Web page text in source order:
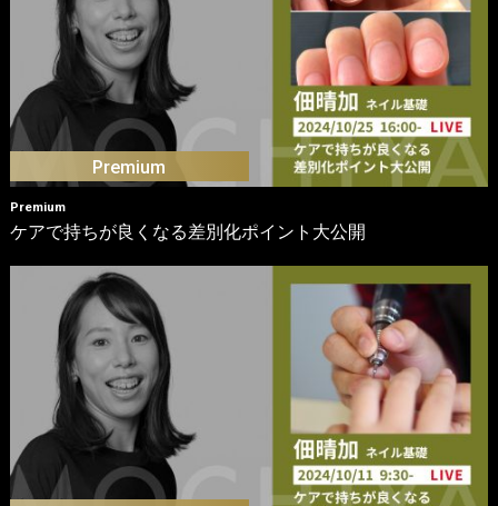
Premium
ケアで持ちが良くなる差別化ポイント大公開